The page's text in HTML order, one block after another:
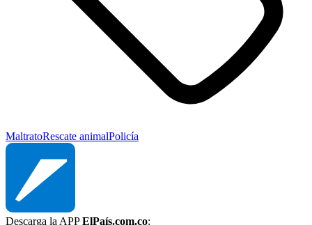
MaltratoRescate animalPolicía
Descarga la APPElPaís.com.co: